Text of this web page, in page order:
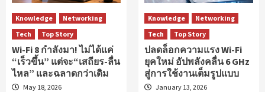
Knowledge
Networking
Tech
Top Story
Wi-Fi 8 กำลังมา! ไม่ได้แค่
“เร็วขึ้น” แต่จะ“เสถียร-ลื่น
ไหล” และฉลาดกว่าเดิม
May 18, 2026
Knowledge
Networking
Tech
Top Story
ปลดล็อกความแรง Wi-Fi
ยุคใหม่ อัปพลังคลื่น 6 GHz
สู่การใช้งานเต็มรูปแบบ
January 13, 2026